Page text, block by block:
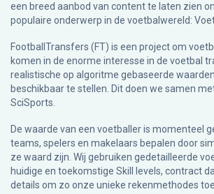
een breed aanbod van content te laten zien
populaire onderwerp in de voetbalwereld:
FootballTransfers (FT) is een project om
komen in de enorme interesse in de voetbal
realistische op algoritme gebaseerde
beschikbaar te stellen. Dit doen we samen
SciSports
De waarde van een voetballer is momenteel
teams, spelers en makelaars bepalen door
ze waard zijn. Wij gebruiken gedetailleerde
huidige en toekomstige Skill levels, contract
details om zo onze unieke rekenmethodes